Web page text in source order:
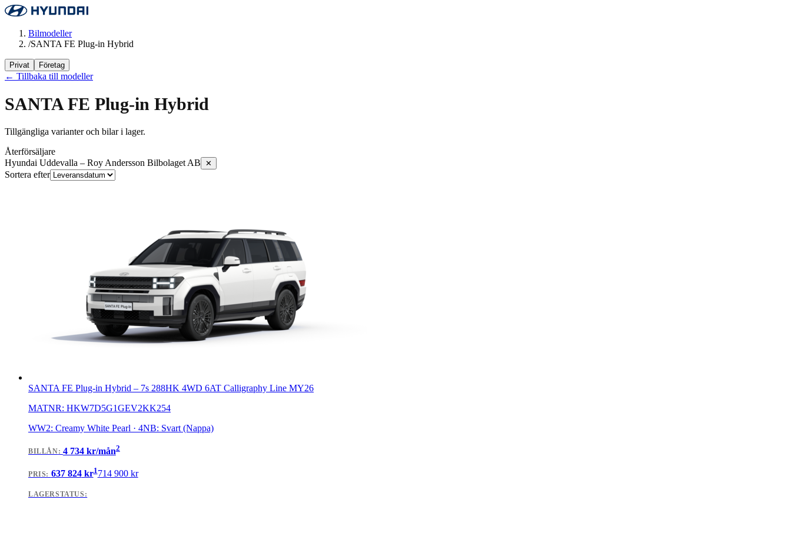
Bilmodeller
/SANTA FE Plug-in Hybrid
Privat Företag
← Tillbaka till modeller
SANTA FE Plug-in Hybrid
Tillgängliga varianter och bilar i lager.
Återförsäljare
Hyundai Uddevalla – Roy Andersson Bilbolaget AB
✕
Sortera efter
SANTA FE Plug-in Hybrid – 7s 288HK 4WD 6AT Calligraphy Line MY26
MATNR: HKW7D5G1GEV2KK254
WW2: Creamy White Pearl · 4NB: Svart (Nappa)
BILLÅN: 4 734kr/mån2
PRIS: 637 824kr1714 900kr
LAGERSTATUS: